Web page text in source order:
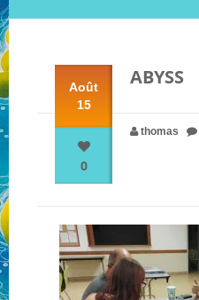
LES SÉANCES DE JEU
FESTIVAL DU JEU
NOS JEUX
NOS PARTENAIRES
QUI SOMMES-NOUS ?
NOUS CONTACTER !
Août
15
0
ABYSS
thomas